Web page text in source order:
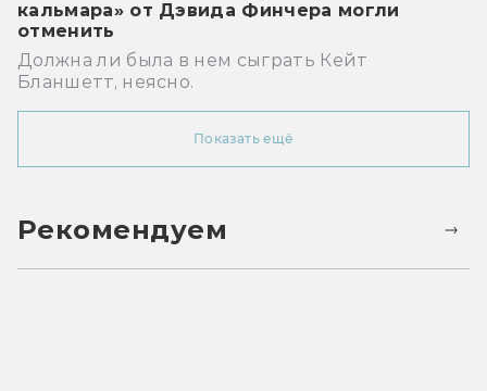
кальмара» от Дэвида Финчера могли
отменить
Должна ли была в нем сыграть Кейт
Бланшетт, неясно.
Показать ещё
Рекомендуем